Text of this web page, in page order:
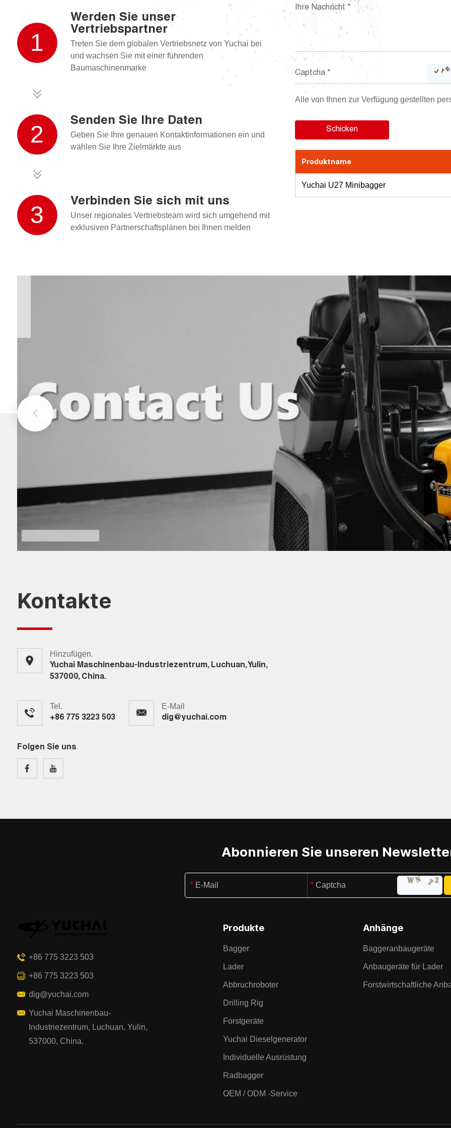
1
Werden Sie unser
Vertriebspartner
Treten Sie dem globalen Vertriebsnetz von Yuchai bei
und wachsen Sie mit einer führenden
Baumaschinenmarke
2 Senden Sie Ihre Daten
Geben Sie Ihre genauen Kontaktinformationen ein und
wählen Sie Ihre Zielmärkte aus
3 Verbinden Sie sich mit uns
Unser regionales Vertriebsteam wird sich umgehend mit
exklusiven Partnerschaftsplänen bei Ihnen melden
Alle von Ihnen zur Verfügung gestellten
Produktname
Yuchai U27 Minibagger
Kontakte
Hinzufügen.
Yuchai Maschinenbau-Industriezentrum, Luchuan, Yulin,
537000, China.
Tel.
+86 775 3223 503
E-Mail
dig@yuchai.com
Folgen Sie uns
Abonnieren Sie unseren
+86 775 3223 503
+86 775 3223 503
dig@yuchai.com
Yuchai Maschinenbau-
Industriezentrum, Luchuan, Yulin,
537000, China.
Produkte
Bagger
Lader
Abbruchroboter
Drilling Rig
Forstgeräte
Yuchai Dieselgenerator
Individuelle Ausrüstung
Radbagger
OEM / ODM -Service
Anhänge
Baggeranbaugeräte
Anbaugeräte für Lader
Forstwirtschaftliche